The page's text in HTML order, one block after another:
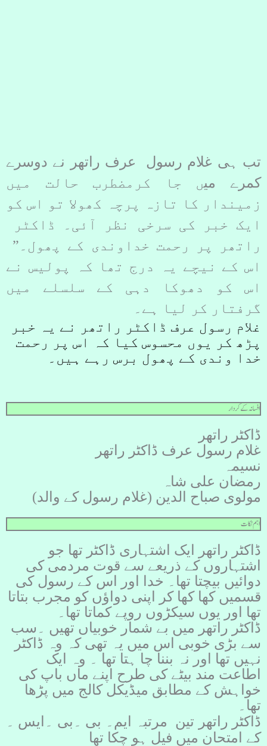
تب ہی غلام رسول عرف راتھر نے دوسرے
کمرے میں جا کرمضطرب حالت میں
زمیندار کا تازہ پرچہ کھولا تو اس کو
ایک خبر کی سرخی نظر آئی۔ ڈاکٹر
راتھر پر رحمت خداوندی کے پھول۔”
اس کے نیچے یہ درج تھا کہ پولیس نے
اس کو دھوکا دہی کے سلسلے میں
گرفتار کر لیا ہے۔
غلام رسول عرف ڈاکٹر راتھر نے یہ خبر
پڑھ کر یوں محسوس کیا کہ اس پر رحمت
خدا وندی کے پھول برس رہے ہیں۔
افسانہ کے کردار
ڈاکٹر راتھر
غلام رسول عرف ڈاکٹر راتھر
نسیمہ
رمضان علی شاہ
مولوی صباح الدین (غلام رسول کے والد)
اہم نکات
ڈاکٹر راتھر ایک اشتہاری ڈاکٹر تھا جو
اشتہاروں کے ذریعے سے قوت مردمی کی
دوائیں بیچتا تھا۔ خدا اور اس کے رسول کی
قسمیں کھا کھا کر اپنی دواؤں کو مجرب بتاتا
تھا اور یوں سیکڑوں روپے کماتا تھا۔
ڈاکٹر راتھر میں بے شمار خوبیاں تھیں ۔سب
سے بڑی خوبی اس میں یہ تھی کہ وہ ڈاکٹر
نہیں تھا اور نہ بننا چا ہتا تھا ۔ وہ ایک
اطاعت مند بیٹے کی طرح اپنے ماں باپ کی
خواہش کے مطابق میڈیکل کالج میں پڑھا
تھا۔
ڈاکٹر راتھر تین مرتبہ ایم۔ بی ۔بی ۔ایس ۔
کے امتحان میں فیل ہو چکا تھا